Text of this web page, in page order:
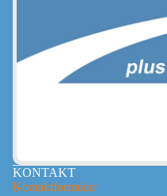
KONTAKT
Kontaktformular